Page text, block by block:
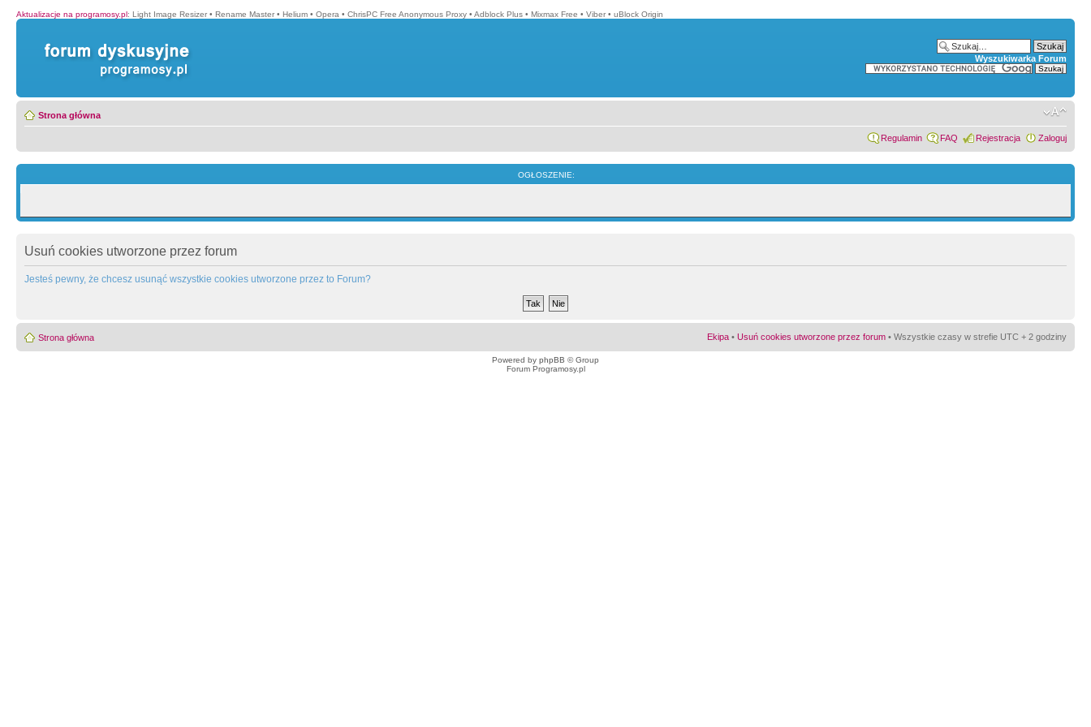
Aktualizacje na programosy.pl: Light Image Resizer • Rename Master • Helium • Opera • ChrisPC Free Anonymous Proxy • Adblock Plus • Mixmax Free • Viber • uBlock Origin
Wyszukiwarka Forum
Strona główna
Regulamin FAQ Rejestracja Zaloguj
OGŁOSZENIE:
Usuń cookies utworzone przez forum
Jesteś pewny, że chcesz usunąć wszystkie cookies utworzone przez to Forum?
Strona główna Ekipa • Usuń cookies utworzone przez forum • Wszystkie czasy w strefie UTC + 2 godziny
Powered by phpBB © Group
Forum Programosy.pl